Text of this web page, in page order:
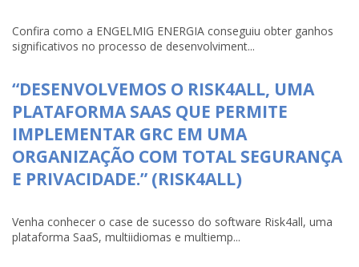
Confira como a ENGELMIG ENERGIA conseguiu obter ganhos
significativos no processo de desenvolviment...
“DESENVOLVEMOS O RISK4ALL, UMA
PLATAFORMA SAAS QUE PERMITE
IMPLEMENTAR GRC EM UMA
ORGANIZAÇÃO COM TOTAL SEGURANÇA
E PRIVACIDADE.” (RISK4ALL)
Venha conhecer o case de sucesso do software Risk4all, uma
plataforma SaaS, multiidiomas e multiemp...